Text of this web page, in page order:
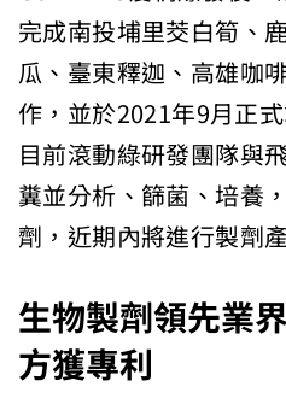
完成南投埔里茭白筍、
瓜、臺東釋迦、高雄咖
作，並於2021年9月正
目前滾動綠研發團隊與
糞並分析、篩菌、培養
劑，近期內將進行製劑
生物製劑領先業
方獲專利